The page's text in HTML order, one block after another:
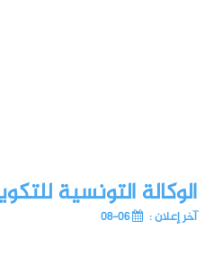
الوكالة التونسية
آخر إعلان : 06-08